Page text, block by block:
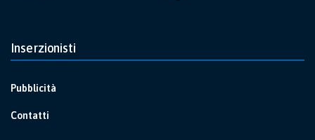
Inserzionisti
Pubblicità
Contatti